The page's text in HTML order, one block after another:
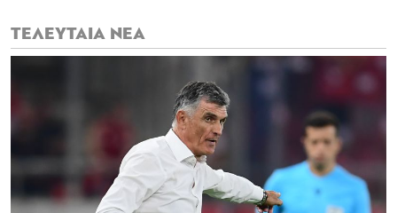
ΤΕΛΕΥΤΑΙΑ ΝΕΑ